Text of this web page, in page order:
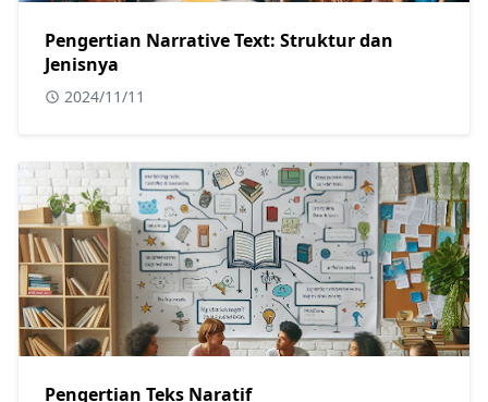
Pengertian Narrative Text: Struktur dan
Jenisnya
2024/11/11
Pengertian Teks Naratif